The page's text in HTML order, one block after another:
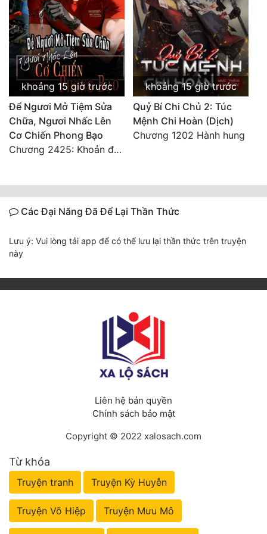
khoảng 15 giờ trước
Để Ngươi Mở Tiệm Sửa
Chữa, Ngươi Nhấc Lên
Cơ Chiến Phong Bạo
Chương 2425: Khoản đầu tư của Tượng Chủ!! Nỗi nghi hoặc của Tô Bạch!
khoảng 15 giờ trước
Quỷ Bí Chi Chủ 2: Túc
Mệnh Chi Hoàn (Dịch)
Chương 1202 Hành hung
Các Đại Năng Đã Để Lại Thần Thức
Lưu ý: Vui lòng tải app để có thể lưu lại thần thức trên truyện
này
Liên hệ bản quyền
Chính sách bảo mật
Copyright © 2022 xalosach.com
Từ khóa
Truyện tranh Truyện Kỳ Huyễn
Truyện Võ Hiệp Truyện Mưu Mô